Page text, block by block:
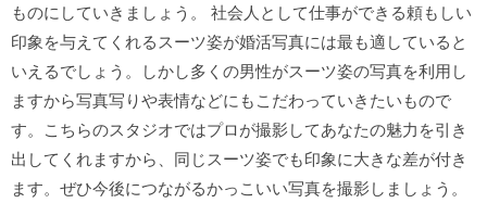
ものにしていきましょう。 社会人として仕事ができる頼もしい
印象を与えてくれるスーツ姿が婚活写真には最も適していると
いえるでしょう。しかし多くの男性がスーツ姿の写真を利用し
ますから写真写りや表情などにもこだわっていきたいもので
す。こちらのスタジオではプロが撮影してあなたの魅力を引き
出してくれますから、同じスーツ姿でも印象に大きな差が付き
ます。ぜひ今後につながるかっこいい写真を撮影しましょう。